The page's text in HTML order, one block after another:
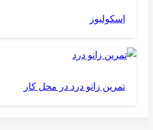
اسکولیوز
تمرین زانو درد در محل کار